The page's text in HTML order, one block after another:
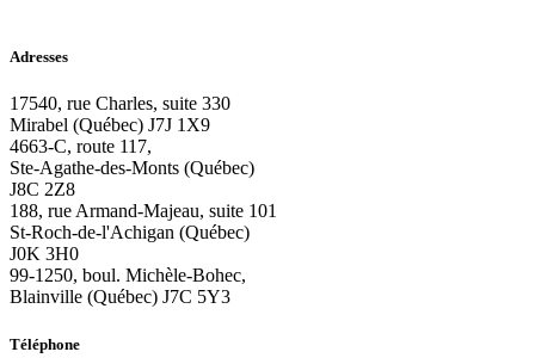
Adresses
17540, rue Charles, suite 330
Mirabel (Québec) J7J 1X9
4663-C, route 117,
Ste-Agathe-des-Monts (Québec)
J8C 2Z8
188, rue Armand-Majeau, suite 101
St-Roch-de-l'Achigan (Québec)
J0K 3H0
99-1250, boul. Michèle-Bohec,
Blainville (Québec) J7C 5Y3
Téléphone